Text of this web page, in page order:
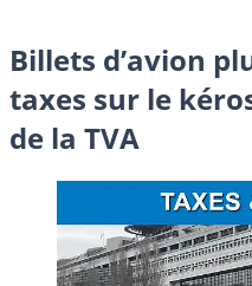
Billets d’avion
taxes sur le
de la TVA